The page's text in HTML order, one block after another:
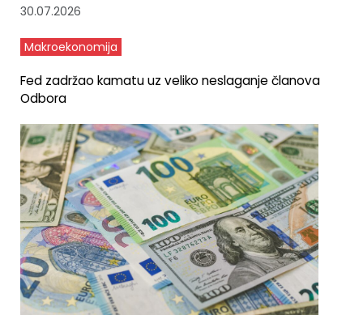
30.07.2026
Makroekonomija
Fed zadržao kamatu uz veliko neslaganje članova
Odbora